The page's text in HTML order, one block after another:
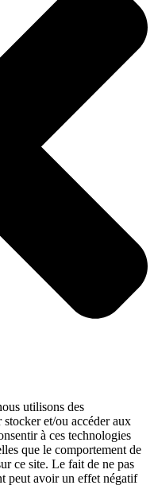
utilisons des
et/ou accéder aux
à ces technologies
que le comportement de
ce site. Le fait de ne pas
peut avoir un effet négatif